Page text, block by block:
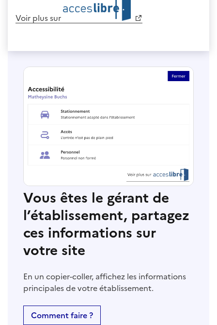
Voir plus sur
Vous êtes le gérant de
l’établissement, partagez
ces informations sur
votre site
En un copier-coller, affichez les informations
principales de votre établissement.
Comment faire ?